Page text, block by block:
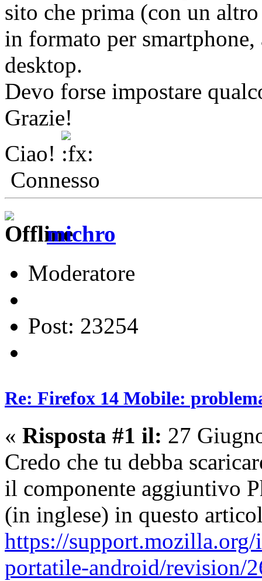
sito che prima (con un
in formato per
desktop.
Devo forse impostare
Grazie!
Ciao!
Connesso
michro
Moderatore
Post: 23254
Re: Firefox 14 Mobile:
« Risposta #1 il: 27
Credo che tu debba
il componente aggiuntivo
(in inglese) in questo
https://
portatile-android/revision/